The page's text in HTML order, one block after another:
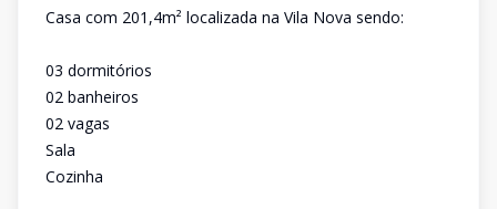
Casa com 201,4m² localizada na Vila Nova sendo:
03 dormitórios
02 banheiros
02 vagas
Sala
Cozinha